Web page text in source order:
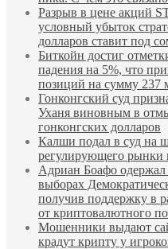
Разрыв в цене акций
условный убыток
долларов ставит под
Биткойн достиг
падения на 5%, что
позиций на сумму 237
Гонконгский суд
Уханя виновным в
гонконгских долларов
Калши подал в суд на
регулирующего рынки
Адриан Боафо одержал
выборах
получив поддержку в
от криптовалютного
Мошенники выдают
крадут крипту у